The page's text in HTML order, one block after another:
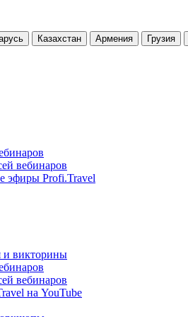
Казахстан Армения Грузия
вебинаров
эфиры Profi.Travel
и викторины
вебинаров
на YouTube